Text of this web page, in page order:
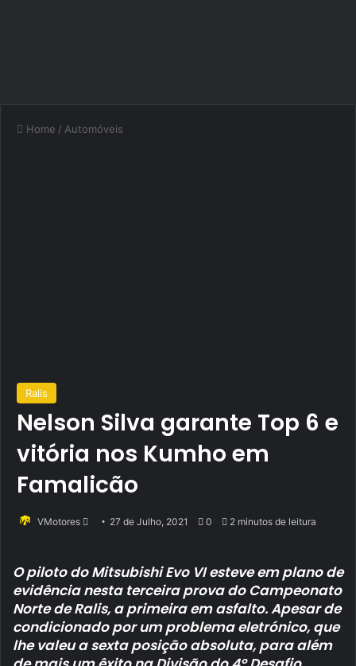
Home / Automóveis
Ralis
Nelson Silva garante Top 6 e
vitória nos Kumho em
Famalicão
VMotores
Send 27 de Julho, 2021 0 2 minutos de leitura
O piloto do Mitsubishi Evo VI esteve em plano de
evidência nesta terceira prova do Campeonato
Norte de Ralis, a primeira em asfalto. Apesar de
condicionado por um problema eletrónico, que
lhe valeu a sexta posição absoluta, para além